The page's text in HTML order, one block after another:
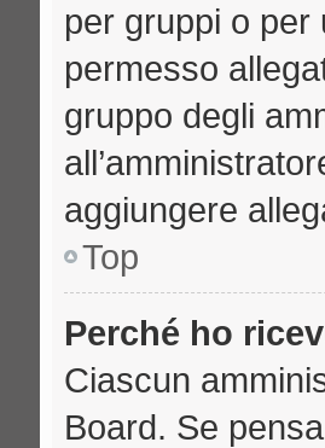
per gruppi o per
permesso
gruppo degli
aggiungere
Top
Perché ho
Ciascun
Board. Se